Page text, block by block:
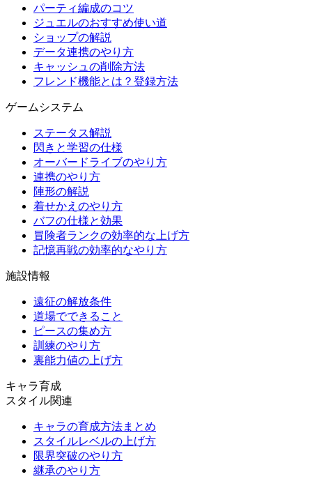
パーティ編成のコツ
ジュエルのおすすめ使い道
ショップの解説
データ連携のやり方
キャッシュの削除方法
フレンド機能とは？登録方法
ゲームシステム
ステータス解説
閃きと学習の仕様
オーバードライブのやり方
連携のやり方
陣形の解説
着せかえのやり方
バフの仕様と効果
冒険者ランクの効率的な上げ方
記憶再戦の効率的なやり方
施設情報
遠征の解放条件
道場でできること
ピースの集め方
訓練のやり方
裏能力値の上げ方
キャラ育成
スタイル関連
キャラの育成方法まとめ
スタイルレベルの上げ方
限界突破のやり方
継承のやり方